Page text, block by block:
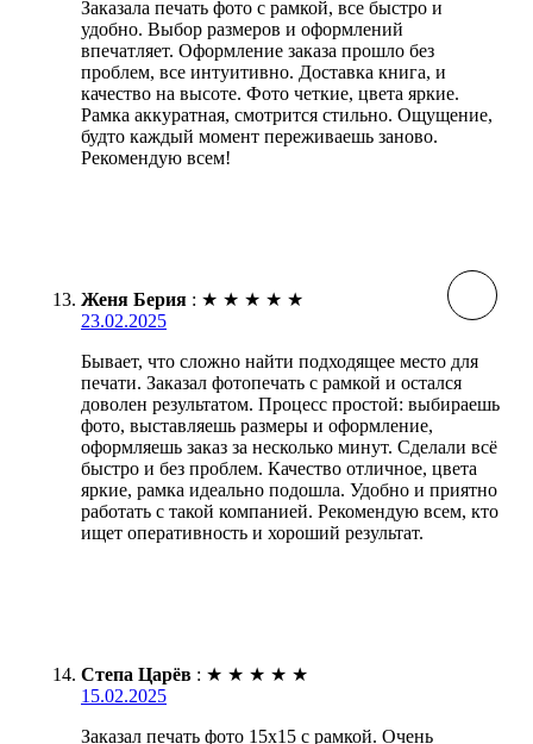
Заказала печать фото с рамкой, все быстро и
удобно. Выбор размеров и оформлений
впечатляет. Оформление заказа прошло без
проблем, все интуитивно. Доставка книга, и
качество на высоте. Фото четкие, цвета яркие.
Рамка аккуратная, смотрится стильно. Ощущение,
будто каждый момент переживаешь заново.
Рекомендую всем!
Женя Берия : ★ ★ ★ ★ ★
23.02.2025
Бывает, что сложно найти подходящее место для
печати. Заказал фотопечать с рамкой и остался
доволен результатом. Процесс простой: выбираешь
фото, выставляешь размеры и оформление,
оформляешь заказ за несколько минут. Сделали всё
быстро и без проблем. Качество отличное, цвета
яркие, рамка идеально подошла. Удобно и приятно
работать с такой компанией. Рекомендую всем, кто
ищет оперативность и хороший результат.
Степа Царёв : ★ ★ ★ ★ ★
15.02.2025
Заказал печать фото 15х15 с рамкой. Очень